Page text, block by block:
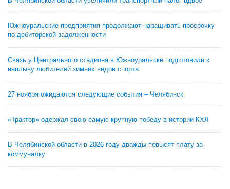
Южноуральские предприятия продолжают наращивать просрочку
по дебиторской задолженности
Связь у Центрального стадиона в Южноуральске подготовили к
наплыву любителей зимних видов спорта
27 ноября ожидаются следующие события – Челябинск
«Трактор» одержал свою самую крупную победу в истории КХЛ
В Челябинской области в 2026 году дважды повысят плату за
коммуналку